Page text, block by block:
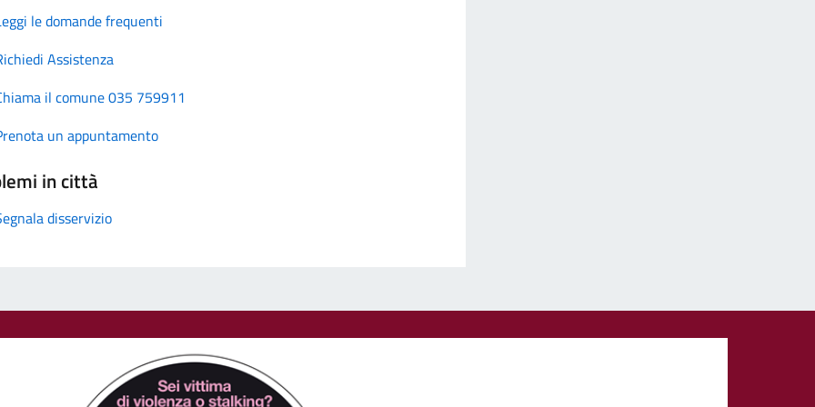
le domande frequenti
Assistenza
il comune 035 759911
un appuntamento
in città
disservizio